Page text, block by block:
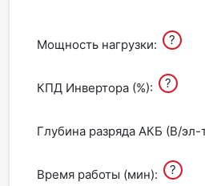
Мощность нагрузки: ?
КПД Инвертора (%): ?
Глубина разряда АКБ (В/эл-
Время работы (мин): ?